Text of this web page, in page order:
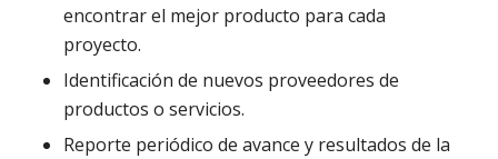
encontrar el mejor producto para cada
proyecto.
Identificación de nuevos proveedores de
productos o servicios.
Reporte periódico de avance y resultados de la